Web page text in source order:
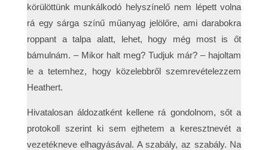
körülöttünk munkálkodó helyszínelő nem lépett volna
rá egy sárga színű műanyag jelölőre, ami darabokra
roppant a talpa alatt, lehet, hogy még most is őt
bámulnám. – Mikor halt meg? Tudjuk már? – hajoltam
le a tetemhez, hogy közelebbről szemrevételezzem
Heathert.
Hivatalosan áldozatként kellene rá gondolnom, sőt a
protokoll szerint ki sem ejthetem a keresztnevét a
vezetékneve elhagyásával. A szabály, az szabály. Na